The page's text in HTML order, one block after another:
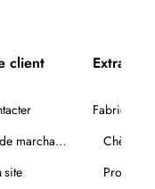
client
Retour de marchandise
site
Extra
Fabricants